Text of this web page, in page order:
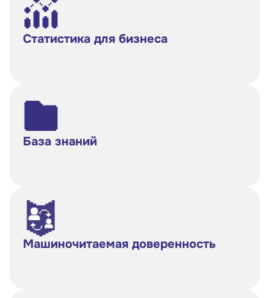
Статистика для бизнеса
База знаний
Машиночитаемая доверенность